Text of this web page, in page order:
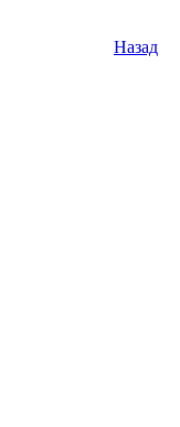
Назад